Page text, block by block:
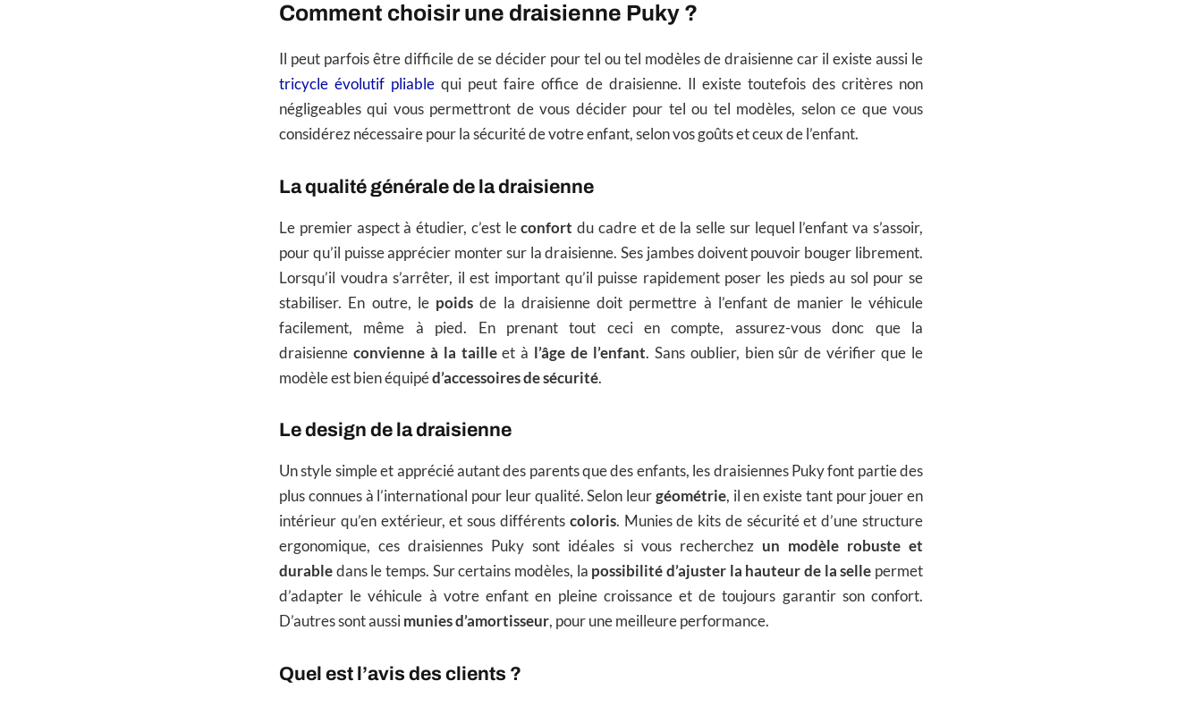
Comment choisir une draisienne Puky ?
Il peut parfois être difficile de se décider pour tel ou tel modèles de draisienne car il existe aussi le
tricycle évolutif pliable qui peut faire office de draisienne. Il existe toutefois des critères non
négligeables qui vous permettront de vous décider pour tel ou tel modèles, selon ce que vous
considérez nécessaire pour la sécurité de votre enfant, selon vos goûts et ceux de l’enfant.
La qualité générale de la draisienne
Le premier aspect à étudier, c’est leconfortdu cadre et de la selle sur lequel l’enfant va s’assoir,
pour qu’il puisse apprécier monter sur la draisienne. Ses jambes doivent pouvoir bouger librement.
Lorsqu’il voudra s’arrêter, il est important qu’il puisse rapidement poser les pieds au sol pour se
stabiliser. En outre, le poids de la draisienne doit permettre à l’enfant de manier le véhicule
facilement, même à pied. En prenant tout ceci en compte, assurez-vous donc que la
draisienne convienne à la tailleet à l’âge de l’enfant. Sans oublier, bien sûr de vérifier que le
modèle est bien équipéd’accessoires de sécurité.
Le design de la draisienne
Un style simple et apprécié autant des parents que des enfants, les draisiennes Puky font partie des
plus connues à l’international pour leur qualité. Selon leur géométrie, il en existe tant pour jouer en
intérieur qu’en extérieur, et sous différents coloris. Munies de kits de sécurité et d’une structure
ergonomique, ces draisiennes Puky sont idéales si vous recherchez un modèle robuste et
durable dans le temps. Sur certains modèles, la possibilité d’ajuster la hauteur de la selle permet
d’adapter le véhicule à votre enfant en pleine croissance et de toujours garantir son confort.
D’autres sont aussi munies d’amortisseur, pour une meilleure performance.
Quel est l’avis des clients ?